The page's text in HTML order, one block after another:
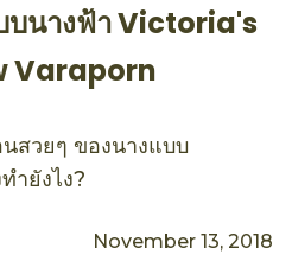
นางฟ้า Victoria's
Varaporn
สวยๆ ของนางแบบ
ำยังไง?
November 13, 2018